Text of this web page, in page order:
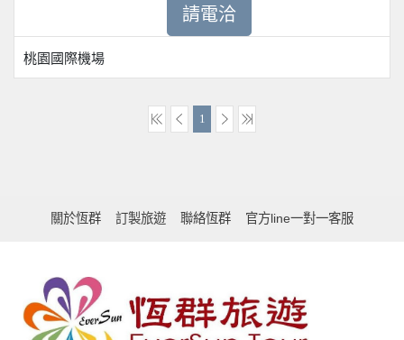
桃園國際機場
請電洽
1
關於恆群 訂製旅遊 聯絡恆群 官方line一對一客服